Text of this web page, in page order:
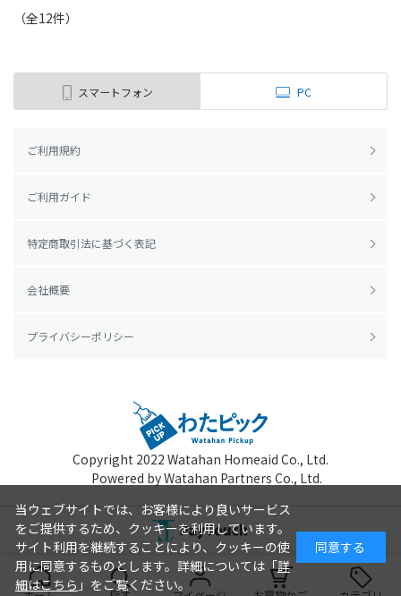
（全12件）
スマートフォン PC
ご利用規約
ご利用ガイド
特定商取引法に基づく表記
会社概要
プライバシーポリシー
Copyright 2022 Watahan Homeaid Co., Ltd.
Powered by Watahan Partners Co., Ltd.
当ウェブサイトでは、お客様により良いサービス
をご提供するため、クッキーを利用しています。
サイト利用を継続することにより、クッキーの使
用に同意するものとします。詳細については「詳
細はこちら 」をご覧ください。
同意する